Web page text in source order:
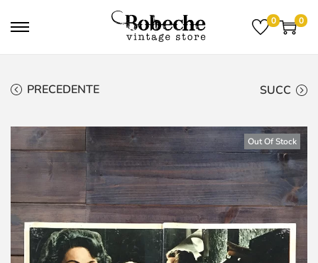
0 0
PRECEDENTE SUCC
Out Of Stock